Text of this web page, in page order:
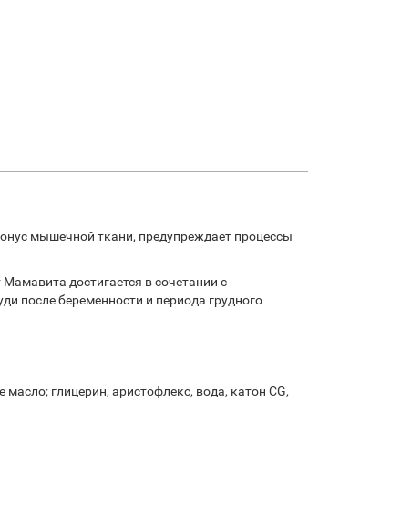
мышечной ткани, предупреждает процессы
достигается в сочетании с
после беременности и периода грудного
глицерин, аристофлекс, вода, катон СG,